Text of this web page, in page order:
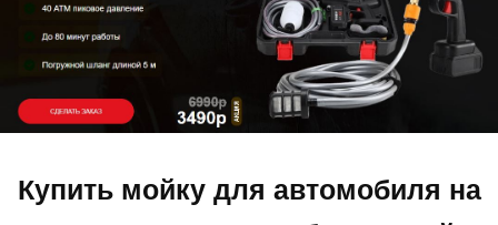
Купить мойку для автомобиля на